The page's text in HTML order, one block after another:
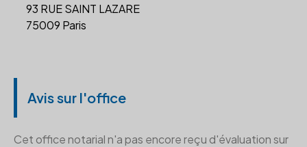
93 RUE SAINT LAZARE
75009 Paris
Avis sur l'office
Cet office notarial n'a pas encore reçu d'évaluation sur